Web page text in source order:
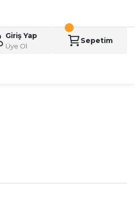
Giriş Yap
Üye Ol
Sepetim